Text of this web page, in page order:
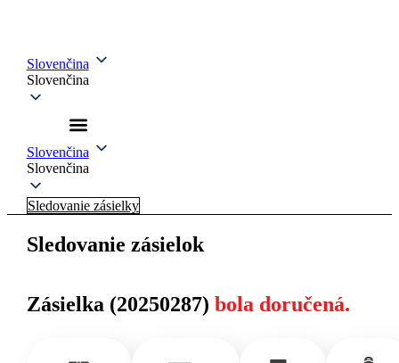
Slovenčina
Slovenčina
Slovenčina
Slovenčina
Sledovanie zásielky
Sledovanie zásielok
Zásielka (20250287) bola doručená.